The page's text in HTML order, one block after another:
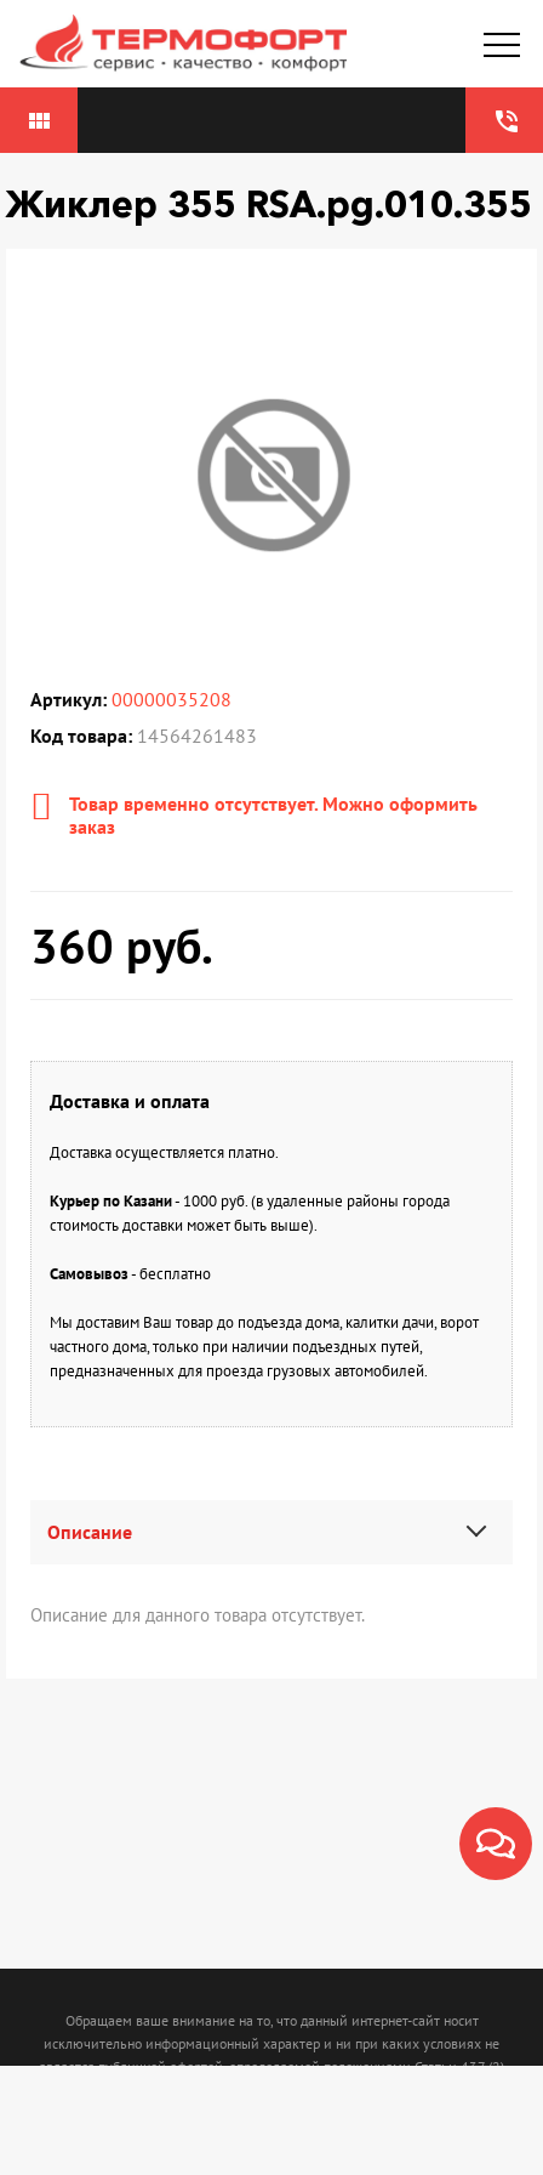
phone_in_talk
view_module
Жиклер 355 RSA.pg.010.355
Артикул: 00000035208
Код товара: 14564261483
Товар временно отсутствует. Можно оформить
заказ
360 руб.
Доставка и оплата
Доставка осуществляется платно.
Курьер по Казани- 1000 руб. (в удаленные районы города
стоимость доставки может быть выше).
Самовывоз- бесплатно
Мы доставим Ваш товар до подъезда дома, калитки дачи, ворот
частного дома, только при наличии подъездных путей,
предназначенных для проезда грузовых автомобилей.
Описание
Описание для данного товара отсутствует.
Обращаем ваше внимание на то, что данный интернет-сайт носит
исключительно информационный характер и ни при каких условиях не
является публичной офертой, определяемой положениями Статьи 437 (2)